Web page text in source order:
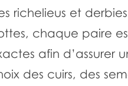
richelieus et
chaque paire
afin d’assurer
des cuirs, des